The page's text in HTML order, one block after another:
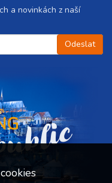
a novinkách z naší